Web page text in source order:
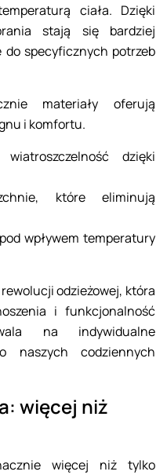
ciała. Dzięki
stają się bardziej
specyficznych potrzeb
materiały oferują
i komfortu.
dzięki
które eliminują
wpływem temperatury
odzieżowej, która
i funkcjonalność
na indywidualne
naszych codziennych
więcej niż
więcej niż tylko